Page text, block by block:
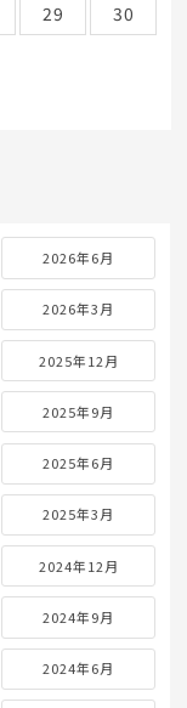
29
30
2026年6月
2026年3月
2025年12月
2025年9月
2025年6月
2025年3月
2024年12月
2024年9月
2024年6月